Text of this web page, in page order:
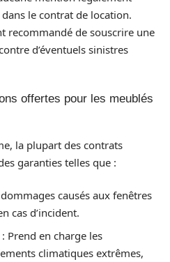
le contrat de location.
recommandé de souscrire une
d’éventuels sinistres
offertes pour les meublés
la plupart des contrats
garanties telles que :
causés aux fenêtres
cas d’incident.
: Prend en charge les
climatiques extrêmes,